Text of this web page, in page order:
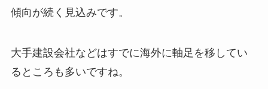
傾向が続く見込みです。
大手建設会社などはすでに海外に軸足を移してい
るところも多いですね。